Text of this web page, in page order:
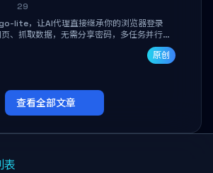
29
lite，让AI代理直接继承你的浏览器登录
、抓取数据，无需分享密码，多任务并行不
原创
查看全部文章
表